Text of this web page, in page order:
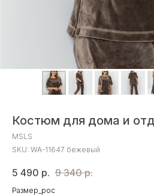
Костюм для дома и
MSLS
SKU: WA-11647 бежевый
5 490 р. 9 340 р.
Размер_рос